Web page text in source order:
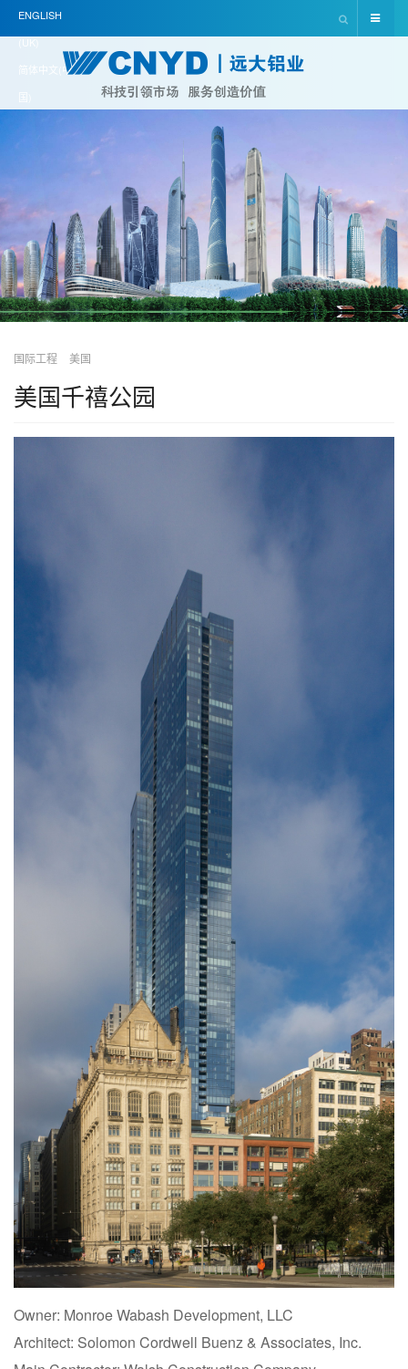
ENGLISH
(UK)
简体中文(中
国)
国际工程 美国
美国千禧公园
Owner: Monroe Wabash Development, LLC
Architect: Solomon Cordwell Buenz & Associates, Inc.